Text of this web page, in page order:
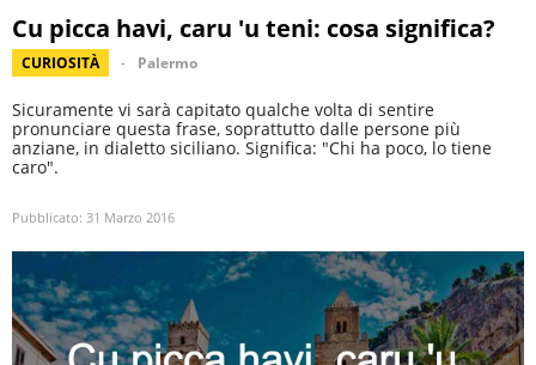
Cu picca havi, caru 'u teni: cosa significa?
CURIOSITÀ Palermo
Sicuramente vi sarà capitato qualche volta di sentire
pronunciare questa frase, soprattutto dalle persone più
anziane, in dialetto siciliano. Significa: "Chi ha poco, lo tiene
caro".
Pubblicato: 31 Marzo 2016